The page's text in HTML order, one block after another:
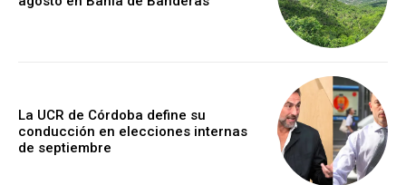
La UCR de Córdoba define su
conducción en elecciones internas
de septiembre